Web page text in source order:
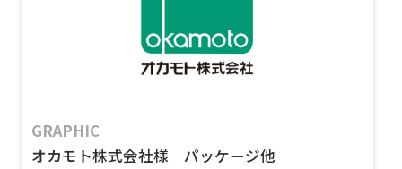
GRAPHIC
オカモト株式会社様 パッケージ他